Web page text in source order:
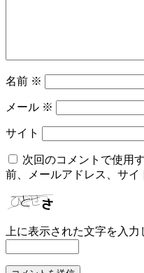
名前 ※
メール ※
サイト
次回のコメントで使用
前、メールアドレス、サイ
上に表示された文字を入力